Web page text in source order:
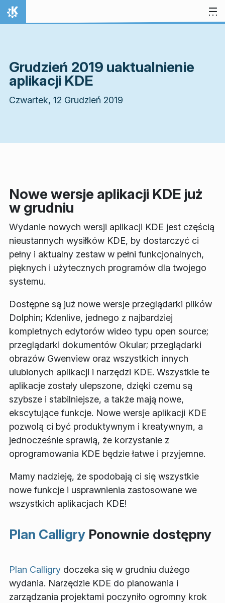
Przejdź to treści
Strona domowa
Grudzień 2019 uaktualnienie
aplikacji KDE
Czwartek, 12 Grudzień 2019
Nowe wersje aplikacji KDE już
w grudniu
Wydanie nowych wersji aplikacji KDE jest częścią
nieustannych wysiłków KDE, by dostarczyć ci
pełny i aktualny zestaw w pełni funkcjonalnych,
pięknych i użytecznych programów dla twojego
systemu.
Dostępne są już nowe wersje przeglądarki plików
Dolphin; Kdenlive, jednego z najbardziej
kompletnych edytorów wideo typu open source;
przeglądarki dokumentów Okular; przeglądarki
obrazów Gwenview oraz wszystkich innych
ulubionych aplikacji i narzędzi KDE. Wszystkie te
aplikacje zostały ulepszone, dzięki czemu są
szybsze i stabilniejsze, a także mają nowe,
ekscytujące funkcje. Nowe wersje aplikacji KDE
pozwolą ci być produktywnym i kreatywnym, a
jednocześnie sprawią, że korzystanie z
oprogramowania KDE będzie łatwe i przyjemne.
Mamy nadzieję, że spodobają ci się wszystkie
nowe funkcje i usprawnienia zastosowane we
wszystkich aplikacjach KDE!
Plan Calligry Ponownie dostępny
Plan Calligry doczeka się w grudniu dużego
wydania. Narzędzie KDE do planowania i
zarządzania projektami poczyniło ogromny krok